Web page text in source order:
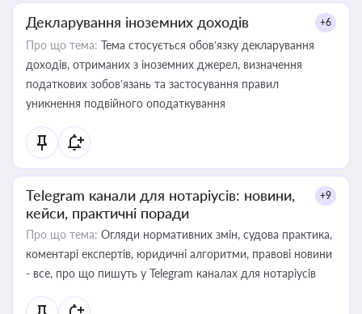
Декларування іноземних доходів +6
Про що тема: Тема стосується обов’язку декларування
доходів, отриманих з іноземних джерел, визначення
податкових зобов’язань та застосування правил
уникнення подвійного оподаткування
Telegram канали для нотаріусів: новини,
кейси, практичні поради
+9
Про що тема: Огляди нормативних змін, судова практика,
коментарі експертів, юридичні алгоритми, правові новини
- все, про що пишуть у Telegram каналах для нотаріусів